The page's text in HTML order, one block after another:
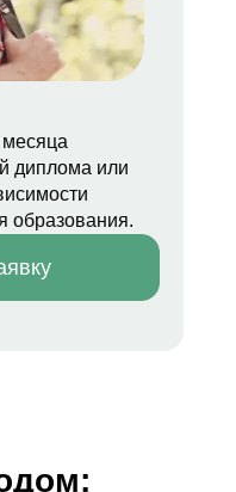
диплома или
образования.